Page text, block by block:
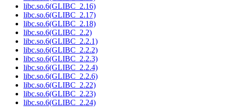
libc.so.6(GLIBC_2.16)
libc.so.6(GLIBC_2.17)
libc.so.6(GLIBC_2.18)
libc.so.6(GLIBC_2.2)
libc.so.6(GLIBC_2.2.1)
libc.so.6(GLIBC_2.2.2)
libc.so.6(GLIBC_2.2.3)
libc.so.6(GLIBC_2.2.4)
libc.so.6(GLIBC_2.2.6)
libc.so.6(GLIBC_2.22)
libc.so.6(GLIBC_2.23)
libc.so.6(GLIBC_2.24)